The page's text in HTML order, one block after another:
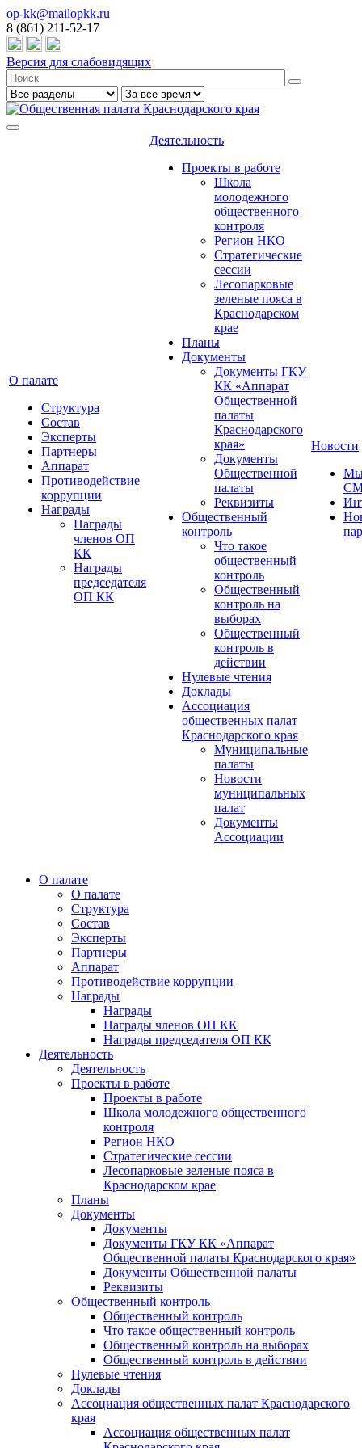
op-kk@mailopkk.ru
8 (861) 211-52-17
Версия для слабовидящих
О палате
Структура
Состав
Эксперты
Партнеры
Аппарат
Противодействие
коррупции
Награды
Награды
членов ОП
КК
Награды
председателя
ОП КК
Деятельность
Проекты в работе
Школа
молодежного
общественного
контроля
Регион НКО
Стратегические
сессии
Лесопарковые
зеленые пояса в
Краснодарском
крае
Планы
Документы
Документы ГКУ
КК «Аппарат
Общественной
палаты
Краснодарского
края»
Документы
Общественной
палаты
Реквизиты
Общественный
контроль
Что такое
общественный
контроль
Общественный
контроль на
выборах
Общественный
контроль в
действии
Нулевые чтения
Доклады
Ассоциация
общественных палат
Краснодарского края
Муниципальные
палаты
Новости
муниципальных
палат
Документы
Ассоциации
Новости
О палате
О палате
Структура
Состав
Эксперты
Партнеры
Аппарат
Противодействие коррупции
Награды
Награды
Награды членов ОП КК
Награды председателя ОП КК
Деятельность
Деятельность
Проекты в работе
Проекты в работе
Школа молодежного общественного
контроля
Регион НКО
Стратегические сессии
Лесопарковые зеленые пояса в
Краснодарском крае
Планы
Документы
Документы
Документы ГКУ КК «Аппарат
Общественной палаты Краснодарского края»
Документы Общественной палаты
Реквизиты
Общественный контроль
Общественный контроль
Что такое общественный контроль
Общественный контроль на выборах
Общественный контроль в действии
Нулевые чтения
Доклады
Ассоциация общественных палат Краснодарского
края
Ассоциация общественных палат